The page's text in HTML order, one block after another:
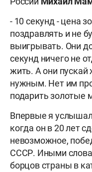
- 10 секунд - цена
поздравлять и не
выигрывать. Они
секунд ничего не
жить. А они пускай
нужным. Нет им
подарить золотые
Впервые я
когда он в 20 лет
невозможное,
СССР. Иными
борцов страны в